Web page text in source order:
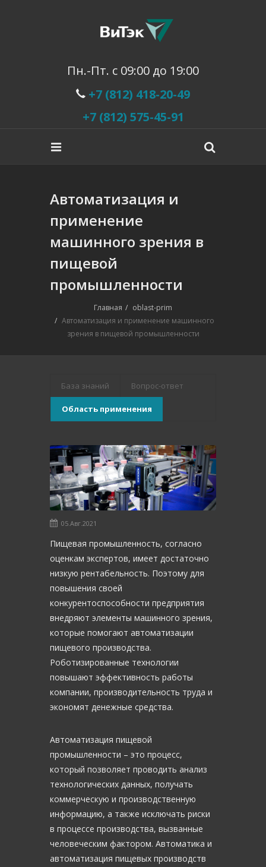
Пн.-Пт. с 09:00 до 19:00
+7 (812) 418-20-49
+7 (812) 575-45-91
Автоматизация и
применение
машинного зрения в
пищевой
промышленности
Главная
oblast-prim
Автоматизация и применение машинного
зрения в пищевой промышленности
База знаний Вопрос-ответ
Область применения
05.Авг.2021
Пищевая промышленность, согласно
оценкам экспертов, имеет достаточно
низкую рентабельность. Поэтому для
повышения своей
конкурентоспособности предприятия
внедряют элементы машинного зрения,
которые помогают автоматизации
пищевого производства.
Роботизированные технологии
повышают эффективность работы
компании, производительность труда и
экономят денежные средства.
Автоматизация пищевой
промышленности – это процесс,
который позволяет проводить анализ
технологических данных, получать
коммерческую и производственную
информацию, а также исключать риски
в процессе производства, вызванные
человеческим фактором. Автоматика и
автоматизация пищевых производств